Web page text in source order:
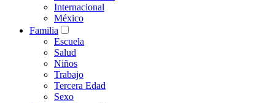
Internacional
México
Familia
Escuela
Salud
Niños
Trabajo
Tercera Edad
Sexo